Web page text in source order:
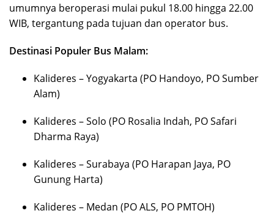
umumnya beroperasi mulai pukul 18.00 hingga 22.00
WIB, tergantung pada tujuan dan operator bus.
Destinasi Populer Bus Malam:
Kalideres – Yogyakarta (PO Handoyo, PO Sumber
Alam)
Kalideres – Solo (PO Rosalia Indah, PO Safari
Dharma Raya)
Kalideres – Surabaya (PO Harapan Jaya, PO
Gunung Harta)
Kalideres – Medan (PO ALS, PO PMTOH)